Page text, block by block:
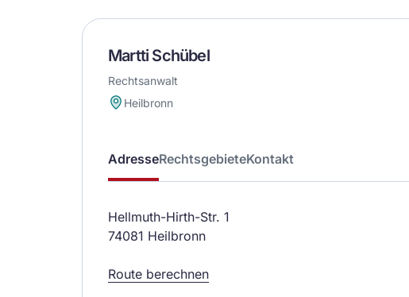
Martti Schübel
Rechtsanwalt
Heilbronn
AdresseRechtsgebieteKontakt
Hellmuth-Hirth-Str. 1
74081 Heilbronn
Route berechnen